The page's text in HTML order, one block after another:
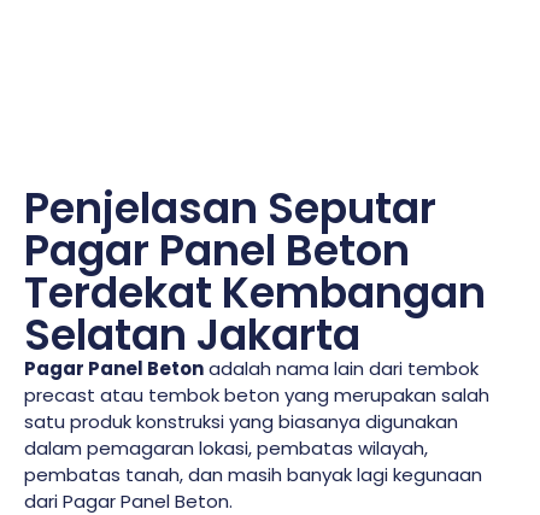
Penjelasan Seputar
Pagar Panel Beton
Terdekat Kembangan
Selatan Jakarta
Pagar Panel Betonadalah nama lain dari tembok
precast atau tembok beton yang merupakan salah
satu produk konstruksi yang biasanya digunakan
dalam pemagaran lokasi, pembatas wilayah,
pembatas tanah, dan masih banyak lagi kegunaan
dari Pagar Panel Beton.